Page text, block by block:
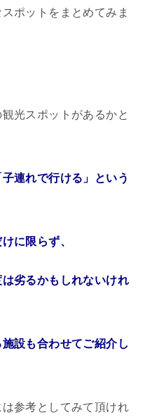
ポットをまとめてみま
光スポットがあるかと
連れで行ける」という
に限らず、
劣るかもしれないけれ
設も合わせてご紹介し
参考としてみて頂けれ